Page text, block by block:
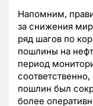
Напомним,
за снижения
ряд шагов по
пошлины на
период
пошлин был
более